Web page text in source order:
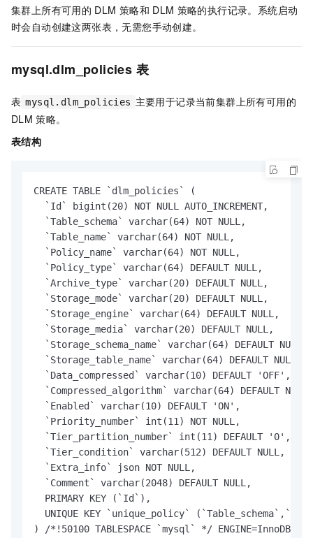
集群上所有可用的 DLM 策略和 DLM 策略的执行记录。系统启动
时会自动创建这两张表，无需您手动创建。
mysql.dlm_policies 表
表 mysql.dlm_policies 主要用于记录当前集群上所有可用的
DLM 策略。
表结构
CREATE TABLE `dlm_policies` (
  `Id` bigint(20) NOT NULL AUTO_INCREMENT,
  `Table_schema` varchar(64) NOT NULL,
  `Table_name` varchar(64) NOT NULL,
  `Policy_name` varchar(64) NOT NULL,
  `Policy_type` varchar(64) DEFAULT NULL,
  `Archive_type` varchar(20) DEFAULT NULL,
  `Storage_mode` varchar(20) DEFAULT NULL,
  `Storage_engine` varchar(64) DEFAULT NULL,
  `Storage_media` varchar(20) DEFAULT NULL,
  `Storage_schema_name` varchar(64) DEFAULT NULL,
  `Storage_table_name` varchar(64) DEFAULT NULL,
  `Data_compressed` varchar(10) DEFAULT 'OFF',
  `Compressed_algorithm` varchar(64) DEFAULT NULL,
  `Enabled` varchar(10) DEFAULT 'ON',
  `Priority_number` int(11) NOT NULL,
  `Tier_partition_number` int(11) DEFAULT '0',
  `Tier_condition` varchar(512) DEFAULT NULL,
  `Extra_info` json NOT NULL,
  `Comment` varchar(2048) DEFAULT NULL,
  PRIMARY KEY (`Id`),
UNIQUE KEY `unique_policy`
) /*!50100 TABLESPACE `mysql` */ ENGINE=InnoDB